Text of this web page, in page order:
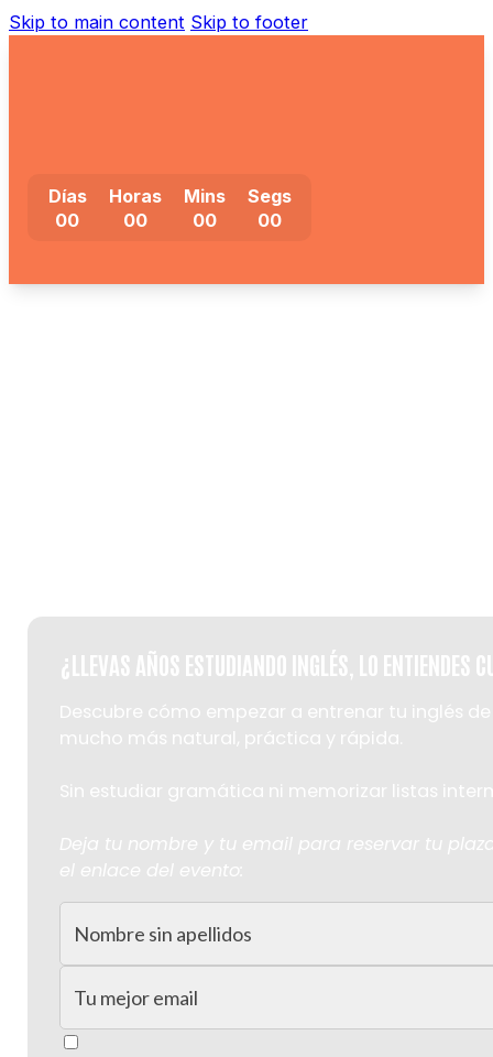
Skip to main content Skip to footer
Días
00
Horas
00
Mins
00
Segs
00
¿LLEVAS AÑOS ESTUDIANDO INGLÉS, LO ENTIENDES
Descubre cómo empezar a entrenar tu inglés
mucho más natural, práctica y rápida.
Sin estudiar gramática ni memorizar listas
Deja tu nombre y tu email para reservar tu
el enlace del evento:
sin
apellidos
(Required)
(Required)
Consentimiento